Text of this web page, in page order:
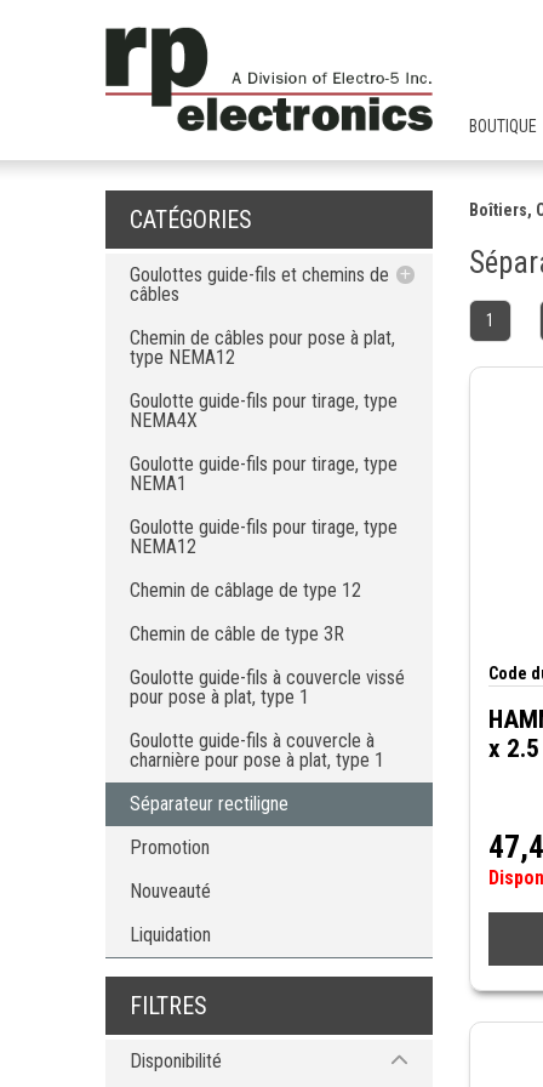
BOUTIQUE
CATÉGORIES
Goulottes guide-fils et chemins de
câbles
Chemin de câbles pour pose à plat,
type NEMA12
NEMA4X
Goulotte guide-fils pour tirage, type
Goulotte guide-fils pour tirage, type
NEMA12
Chemin de câblage de type 12
Chemin de câble de type 3R
Goulotte guide-fils à couvercle vissé
pour pose à plat, type 1
Goulotte guide-fils à couvercle à
Séparateur rectiligne
Chemin de câbles pour pose à plat,
type NEMA12
Goulotte guide-fils pour tirage, type
NEMA4X
Goulotte guide-fils pour tirage, type
NEMA1
Goulotte guide-fils pour tirage, type
NEMA12
Chemin de câblage de type 12
Chemin de câble de type 3R
Goulotte guide-fils à couvercle vissé
pour pose à plat, type 1
Goulotte guide-fils à couvercle à
charnière pour pose à plat, type 1
Séparateur rectiligne
Promotion
Nouveauté
Liquidation
FILTRES
Disponibilité
Boîtiers,
1
Code
x